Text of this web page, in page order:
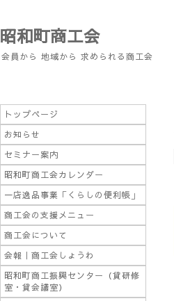
昭和町商工会
会員から 地域から 求められる商工会
トップページ
お知らせ
セミナー案内
昭和町商工会カレンダー
一店逸品事業「くらしの便利帳」
商工会の支援メニュー
商工会について
会報｜商工会しょうわ
昭和町商工振興センター（貸研修
室・貸会議室）